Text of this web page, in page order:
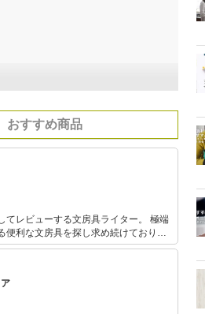
おすすめ商品
ビューする文房具ライター。 極端
便利な文房具を探し求め続けており、
著書多数。近
共著 スモール出版）がある。